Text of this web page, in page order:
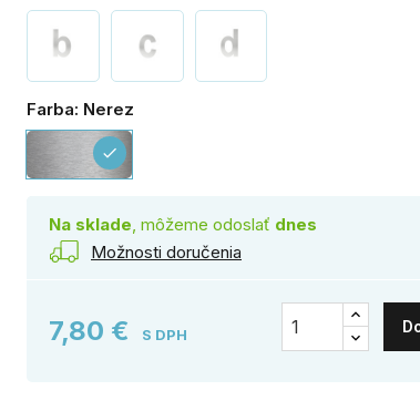
Farba: Nerez
Nerez
check
Na sklade, môžeme odoslať dnes
Možnosti doručenia
7,80 € S DPH